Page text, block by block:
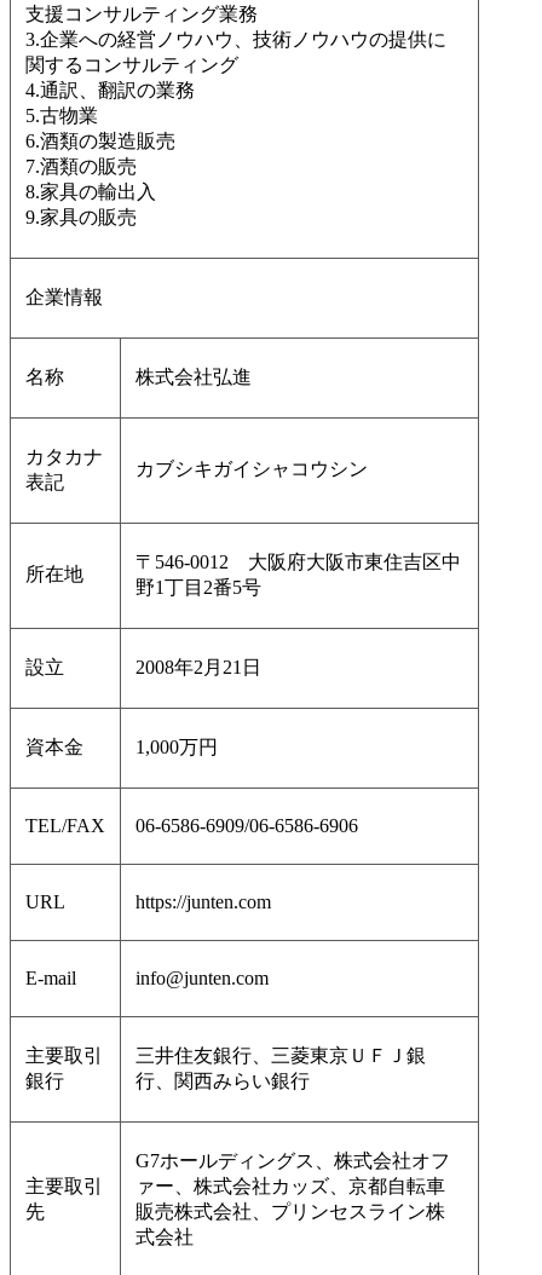
支援コンサルティング業務
3.企業への経営ノウハウ、技術ノウハウの提供に
関するコンサルティング
4.通訳、翻訳の業務
5.古物業
6.酒類の製造販売
7.酒類の販売
8.家具の輸出入
9.家具の販売
企業情報
名称 株式会社弘進
カタカナ
表記
カブシキガイシャコウシン
所在地
〒546-0012 大阪府大阪市東住吉区中
野1丁目2番5号
設立 2008年2月21日
資本金 1,000万円
TEL/FAX 06-6586-6909/06-6586-6906
URL https://junten.com
E-mail info@junten.com
主要取引
銀行
三井住友銀行、三菱東京ＵＦＪ銀
行、関西みらい銀行
主要取引
先
G7ホールディングス、株式会社オフ
ァー、株式会社カッズ、京都自転車
販売株式会社、プリンセスライン株
式会社